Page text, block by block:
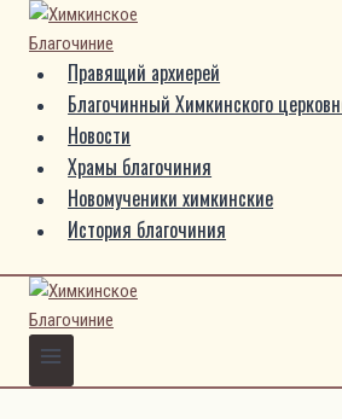
Перейти
содержимомуПравящий архиерей
Благочинный Химкинского
Новости
Храмы благочиния
Новомученики химкинские
История благочиния